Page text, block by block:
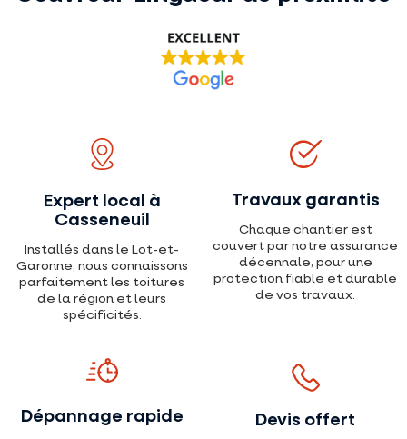
Expert local à
Casseneuil
Installés dans le Lot-et-
Garonne, nous connaissons
parfaitement les toitures
de la région et leurs
spécificités.
Travaux garantis
Chaque chantier est
couvert par notre assurance
décennale, pour une
protection fiable et durable
de vos travaux.
Dépannage rapide Devis offert